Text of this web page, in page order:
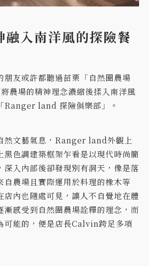
融入南洋風的探險餐
朋友或許都聽過苗栗「自然圈農場
農場的精神理念濃縮後揉入南洋風
Ranger land 探險俱樂部」。
然文藝氣息，Ranger land外觀上
黑色調建築框架乍看是以現代時尚簡
深入內部後卻發現別有洞天，像是落
自農場且實際運用於料理的橡木等
店內也隨處可見，讓人不自覺地在體
漸感受到自然圈農場詮釋的理念，而
可能的，便是店長Calvin跨足多項